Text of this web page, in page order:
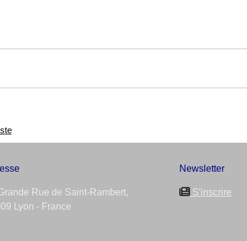
Rue de Saint-Rambert,
Lyon - France
Newsletter
S'inscrire